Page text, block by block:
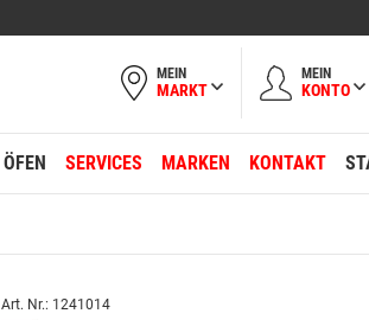
MEIN
MARKT
MEIN
KONTO
ÖFEN SERVICES MARKEN KONTAKT
Art. Nr.: 1241014